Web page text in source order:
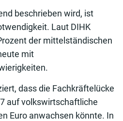
beschrieben wird, ist
Laut DIHK
der mittelständischen
mit
dass die Fachkräftelücke
auf volkswirtschaftliche
Euro anwachsen könnte. In